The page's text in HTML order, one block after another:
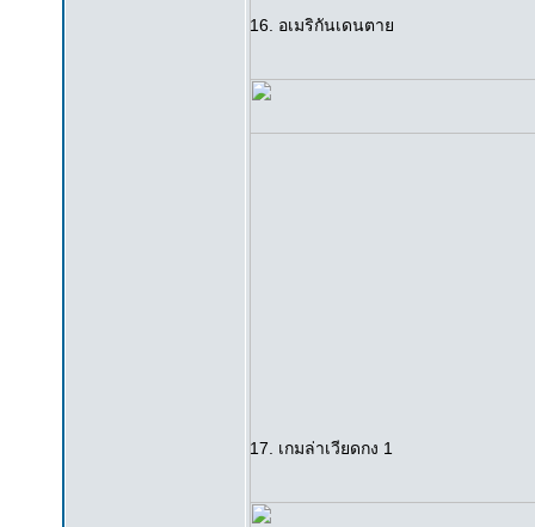
16. อเมริกันเดนตาย
17. เกมล่าเวียดกง 1